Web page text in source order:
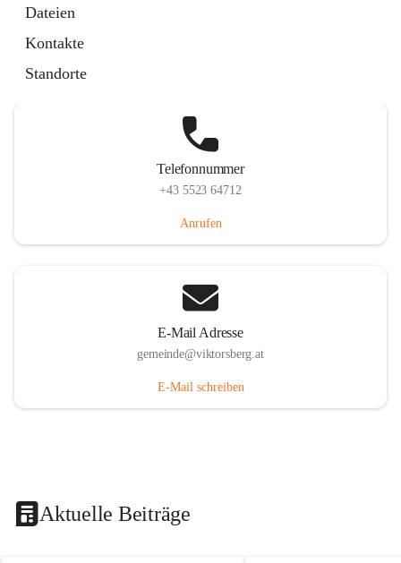
Dateien
Kontakte
Standorte
Telefonnummer
+43 5523 64712
Anrufen
E-Mail Adresse
gemeinde@viktorsberg.at
E-Mail schreiben
Aktuelle Beiträge